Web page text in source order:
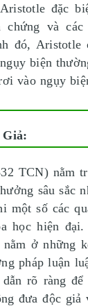
đặc
chứng và các
đó,
biện
vào ngụy
Giả:
TCN) nằm
sâu sắc
một số các
học hiện đại.
ở những
pháp luận
rõ ràng
đưa độc giả